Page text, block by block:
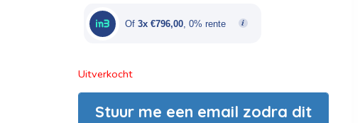
€3.980,00.
€2.388,00.
Of 3x €796,00, 0% rente
Uitverkocht
Stuur me een email zodra dit